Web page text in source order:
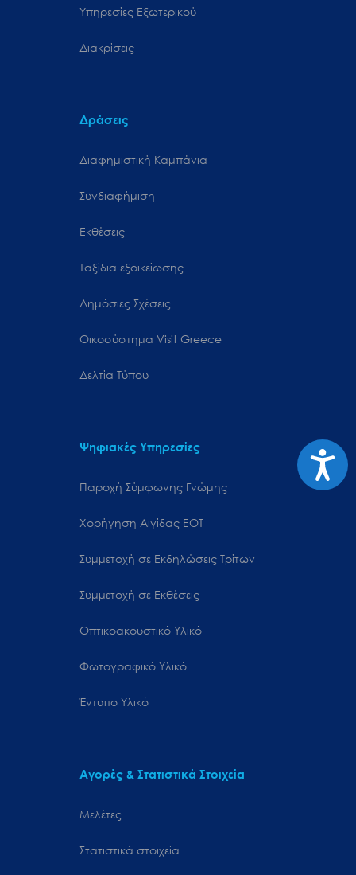
Υπηρεσίες Εξωτερικού
Διακρίσεις
Δράσεις
Διαφημιστική Καμπάνια
Συνδιαφήμιση
Εκθέσεις
Ταξίδια εξοικείωσης
Δημόσιες Σχέσεις
Oικοσύστημα Visit Greece
Δελτία Τύπου
Ψηφιακές Υπηρεσίες
Παροχή Σύμφωνης Γνώμης
Χορήγηση Αιγίδας ΕΟΤ
Συμμετοχή σε Εκδηλώσεις Τρίτων
Συμμετοχή σε Εκθέσεις
Οπτικοακουστικό Υλικό
Φωτογραφικό Υλικό
Έντυπο Υλικό
Αγορές & Στατιστικά Στοιχεία
Μελέτες
Στατιστικά στοιχεία